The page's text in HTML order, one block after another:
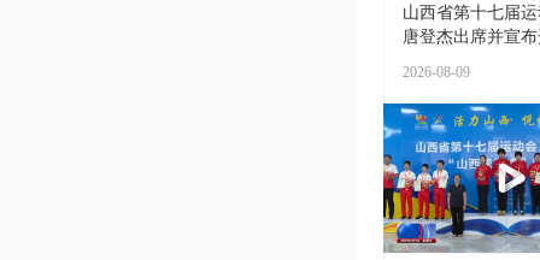
山西省第十七届
唐登杰出席并宣
2026-08-09